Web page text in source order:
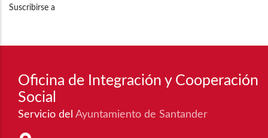
Suscribirse a
Oficina de Integración y Cooperación
Social
Servicio del Ayuntamiento de Santander